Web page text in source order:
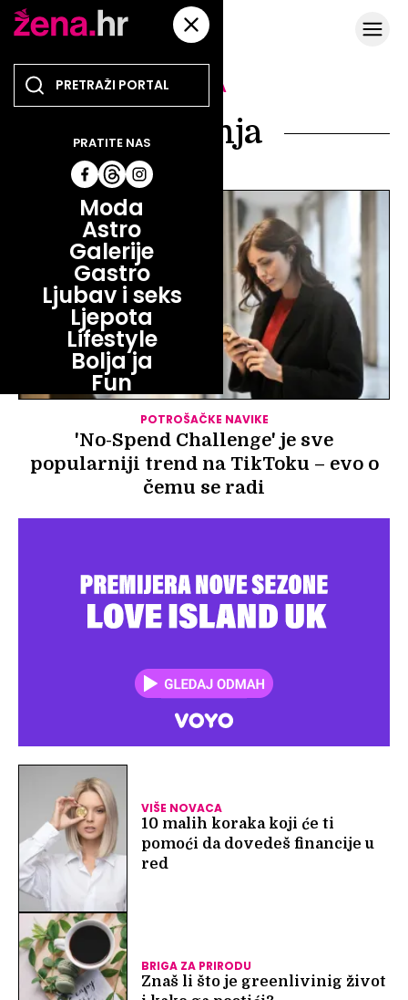
Moda
Astro
Galerije
Gastro
Ljubav i seks
Ljepota
Lifestyle
Bolja ja
Fun
PRATITE NAS
TEMA
štednja
POTROŠAČKE NAVIKE
'No-Spend Challenge' je sve
popularniji trend na TikToku – evo o
čemu se radi
VIŠE NOVACA
10 malih koraka koji će ti
pomoći da dovedeš financije u
red
BRIGA ZA PRIRODU
Znaš li što je greenlivinig život